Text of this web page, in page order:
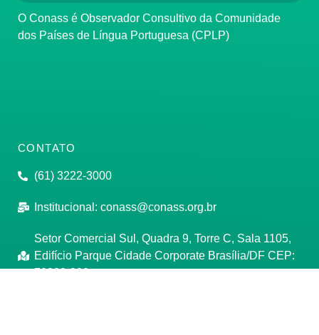
O Conass é Observador Consultivo da Comunidade
dos Países de Língua Portuguesa (CPLP)
CONTATO
(61) 3222-3000
Institucional: conass@conass.org.br
Setor Comercial Sul, Quadra 9, Torre C, Sala 1105,
Edifício Parque Cidade Corporate Brasília/DF CEP:
70308-200